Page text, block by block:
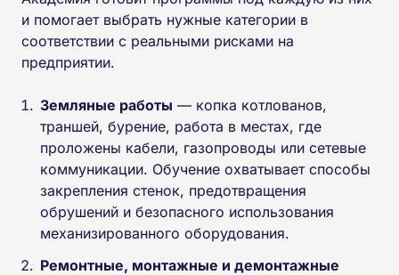
и помогает выбрать нужные категории в
соответствии с реальными рисками на
предприятии.
Земляные работы — копка котлованов,
траншей, бурение, работа в местах, где
проложены кабели, газопроводы или сетевые
коммуникации. Обучение охватывает способы
закрепления стенок, предотвращения
обрушений и безопасного использования
механизированного оборудования.
Ремонтные, монтажные и демонтажные